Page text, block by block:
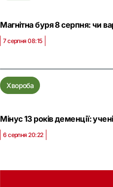
Магнітна буря 8 серпня: чи
7 серпня 08:15
Хвороба
Мінус 13 років деменції:
6 серпня 20:22